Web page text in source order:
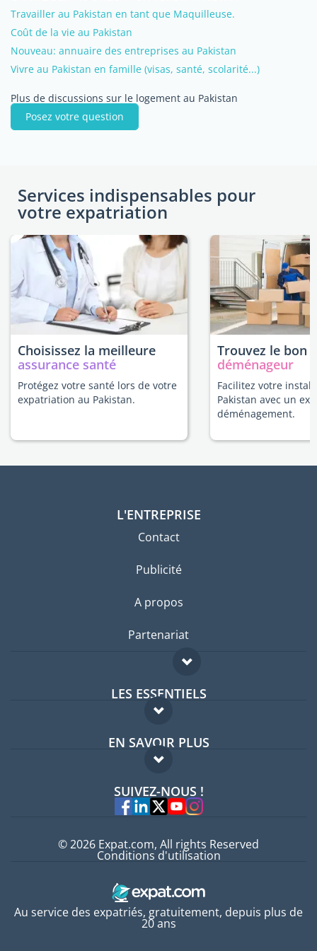
Travailler au Pakistan en tant que Maquilleuse.
Coût de la vie au Pakistan
Nouveau: annuaire des entreprises au Pakistan
Vivre au Pakistan en famille (visas, santé, scolarité...)
Plus de discussions sur le logement au Pakistan
Posez votre question
Services indispensables pour
votre expatriation
Choisissez la meilleure
assurance santé
Protégez votre santé lors de votre
expatriation au Pakistan.
Trouvez le bon
déménageur
Facilitez votre
Pakistan avec un
déménagement.
L'ENTREPRISE
Contact
Publicité
A propos
Partenariat
LES ESSENTIELS
Forum expatriés
Guides pays
EN SAVOIR PLUS
FAQ
Experts
SUIVEZ-NOUS !
Au service des expatriés, gratuitement, depuis plus de
20 ans
© 2026 Expat.com, All rights Reserved
Conditions d'utilisation